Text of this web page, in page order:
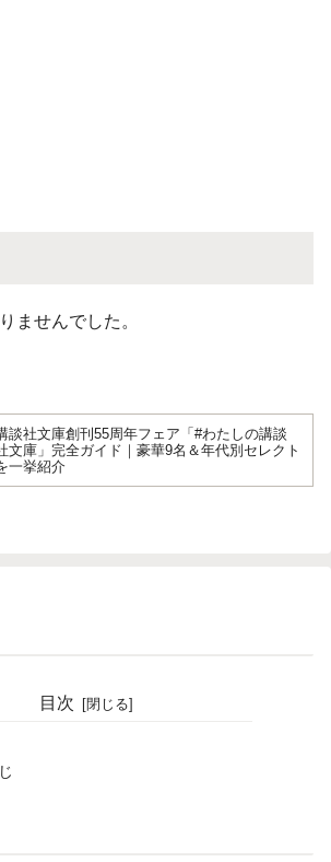
ませんでした。
談社文庫創刊55周年フェア「#わたしの講談
文庫」完全ガイド｜豪華9名＆年代別セレクト
一挙紹介
目次